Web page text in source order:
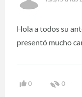
Hola a todos su
presentó mucho
0 0